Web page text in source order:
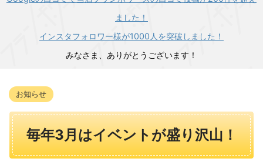
ました！
インスタフォロワー様が1000人を突破しました！
みなさま、ありがとうございます！
お知らせ
毎年3月はイベントが盛り沢山！